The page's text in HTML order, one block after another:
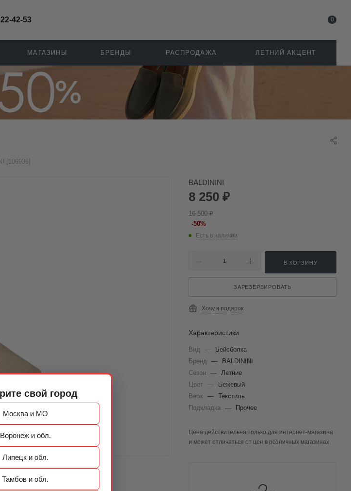
свой город
Москва и МО
Воронеж и обл.
Липецк и обл.
Тамбов и обл.
42-53 0
МАГАЗИНЫ БРЕНДЫ РАСПРОДАЖА ЛЕТНИЙ АКЦЕНТ
[106936]
BALDININI
8 250 ₽
16 500₽
-50%
Есть в наличии
В КОРЗИНУ
ЗАРЕЗЕРВИРОВАТЬ
Хочу в подарок
Характеристики
Вид —
Бейсболка
Бренд
—
BALDININI
Сезон
— Летние
Цвет —
Бежевый
Верх
— Текстиль
Подкладка — Прочее
Цена действительна только для интернет-магазина
и может отличаться от цен в розничных магазинах